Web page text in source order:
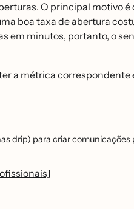
O principal motivo é
boa taxa de abertura
em minutos, portanto, o
a métrica correspondente
drip) para criar comunicações